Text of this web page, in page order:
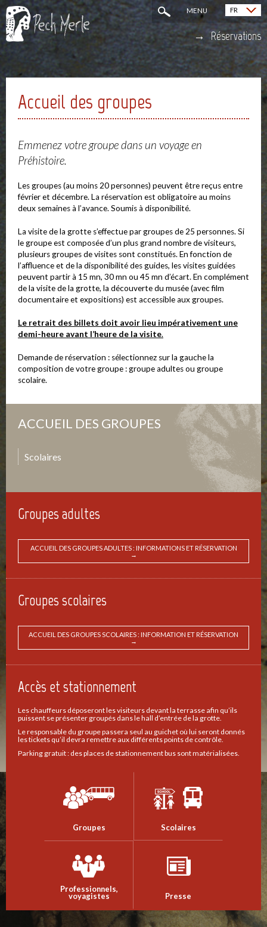
MENU FR
English (EN)
Réservations
Accueil des groupes
Emmenez votre groupe dans un voyage en
Préhistoire.
Les groupes (au moins 20 personnes) peuvent être reçus entre
février et décembre. La réservation est obligatoire au moins
deux semaines à l’avance. Soumis à disponibilité.
La visite de la grotte s’effectue par groupes de 25 personnes. Si
le groupe est composée d’un plus grand nombre de visiteurs,
plusieurs groupes de visites sont constitués. En fonction de
l’affluence et de la disponibilité des guides, les visites guidées
peuvent partir à 15 mn, 30 mn ou 45 mn d’écart. En complément
de la visite de la grotte, la découverte du musée (avec film
documentaire et expositions) est accessible aux groupes.
Le retrait des billets doit avoir lieu impérativement une
demi-heure avant l’heure de la visite.
Demande de réservation : sélectionnez sur la gauche la
composition de votre groupe : groupe adultes ou groupe
scolaire.
ACCUEIL DES GROUPES
Scolaires
Groupes adultes
ACCUEIL DES GROUPES ADULTES : INFORMATIONS ET RÉSERVATION
→
Groupes scolaires
ACCUEIL DES GROUPES SCOLAIRES : INFORMATION ET RÉSERVATION
→
Accès et stationnement
Les chauffeurs déposeront les visiteurs devant la terrasse afin qu’ils
puissent se présenter groupés dans le hall d’entrée de la grotte.
Le responsable du groupe passera seul au guichet où lui seront donnés
les tickets qu’il devra remettre aux différents points de contrôle.
Parking gratuit : des places de stationnement bus sont matérialisées.
Groupes Scolaires
Professionnels,
voyagistes Presse